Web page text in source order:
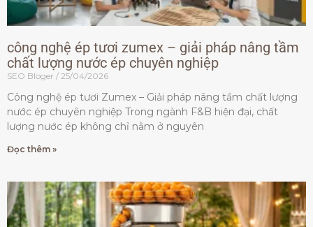
công nghệ ép tươi zumex – giải pháp nâng tầm
chất lượng nước ép chuyên nghiệp
SEO Bloger 25/04/2026
Công nghệ ép tươi Zumex – Giải pháp nâng tầm chất lượng
nước ép chuyên nghiệp Trong ngành F&B hiện đại, chất
lượng nước ép không chỉ nằm ở nguyên
Đọc thêm »